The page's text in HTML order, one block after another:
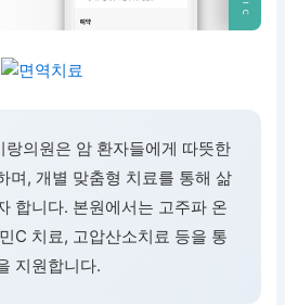
랑의원은 암 환자들에게 따뜻한
며, 개별 맞춤형 치료를 통해 삶
합니다. 본원에서는 고주파 온
C 치료, 고압산소치료 등을 통
지원합니다.